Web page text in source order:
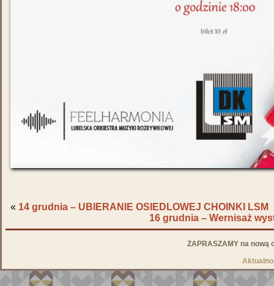
« 14 grudnia – UBIERANIE OSIEDLOWEJ CHOINKI LSM
16 grudnia – Wernisaż
ZAPRASZAMY na